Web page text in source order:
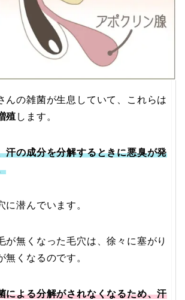
んの雑菌が生息していて、これらは
殖 します。
汗の成分を分解するときに悪臭が発
に潜んでいます。
が無くなった毛穴は、徐々に塞がり
無くなるのです。
による分解がされなくなるため、汗